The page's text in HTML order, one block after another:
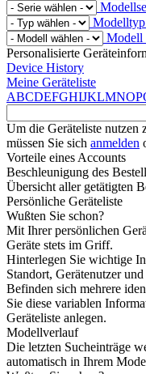
Modell
Personalisierte
Device History
Meine Geräteliste
ABCDEFGHIJKLMNOP
Um die Geräteliste nutzen
müssen Sie sich anmelden
Vorteile eines Accounts
Beschleunigung des
Übersicht aller getätigten
Persönliche Geräteliste
Wußten Sie schon?
Mit Ihrer persönlichen
Geräte stets im Griff.
Hinterlegen Sie wichtige
Standort, Gerätenutzer
Befinden sich mehrere
Sie diese variablen
Geräteliste anlegen.
Modellverlauf
Die letzten Sucheinträge
automatisch in Ihrem